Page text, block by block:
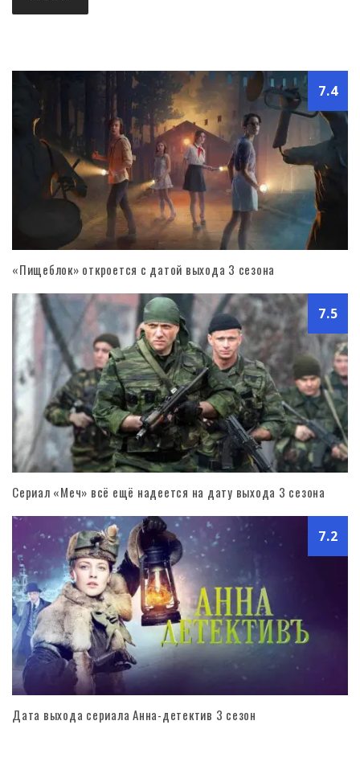
7.4
«Пищеблок» откроется с датой выхода 3 сезона
7.5
Сериал «Меч» всё ещё надеется на дату выхода 3 сезона
7.2
Дата выхода сериала Анна-детектив 3 сезон